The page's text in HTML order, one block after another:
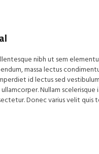
nibh ut sem
massa lectus
id lectus sed
Nullam scelerisque
Donec varius velit quis